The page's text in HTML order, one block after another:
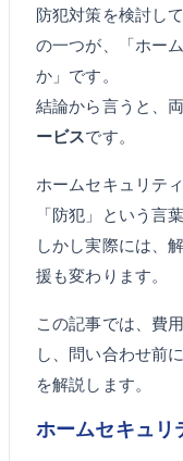
防犯対策を検討し
の一つが、「ホー
か」です。
結論から言うと、
ービスです。
ホームセキュリテ
「防犯」という言
しかし実際には、
援も変わります。
この記事では、費
し、問い合わせ前
を解説します。
ホームセキュリ